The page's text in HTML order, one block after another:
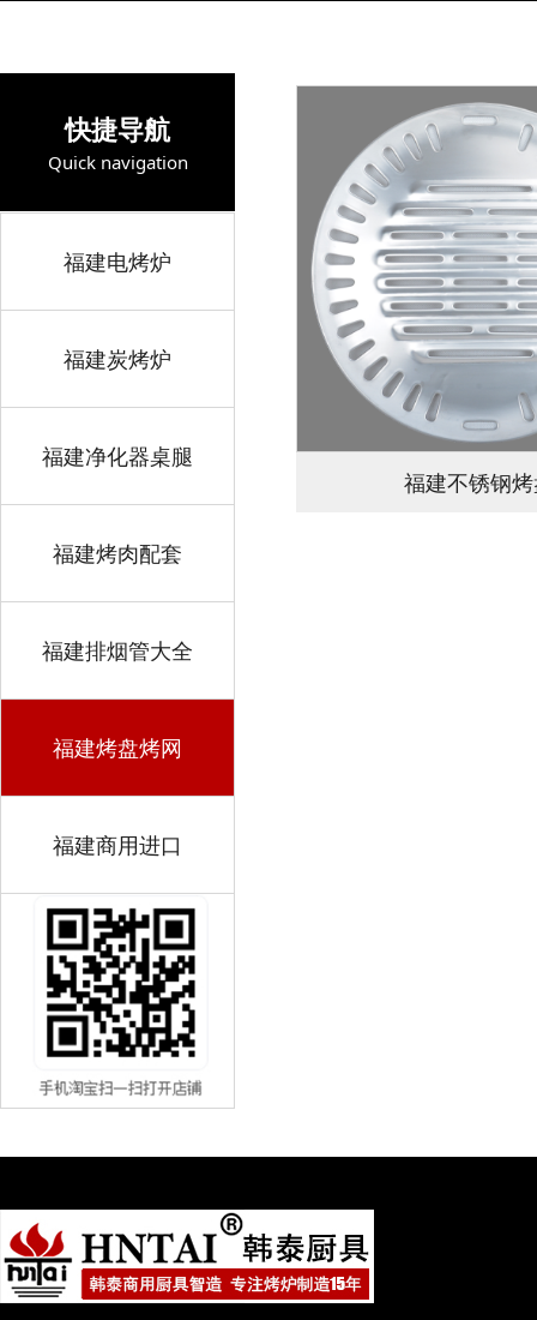
快捷导航
Quick navigation
福建电烤炉
福建炭烤炉
福建净化器桌腿
福建烤肉配套
福建排烟管大全
福建烤盘烤网
福建商用进口
福建不锈钢